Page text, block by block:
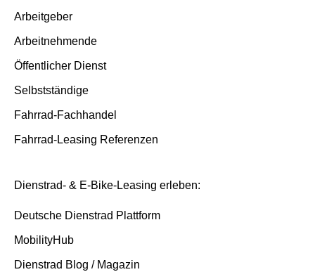
Arbeitgeber
Arbeitnehmende
Öffentlicher Dienst
Selbstständige
Fahrrad-Fachhandel
Fahrrad-Leasing Referenzen
Dienstrad- & E-Bike-Leasing erleben:
Deutsche Dienstrad Plattform
MobilityHub
Dienstrad Blog / Magazin